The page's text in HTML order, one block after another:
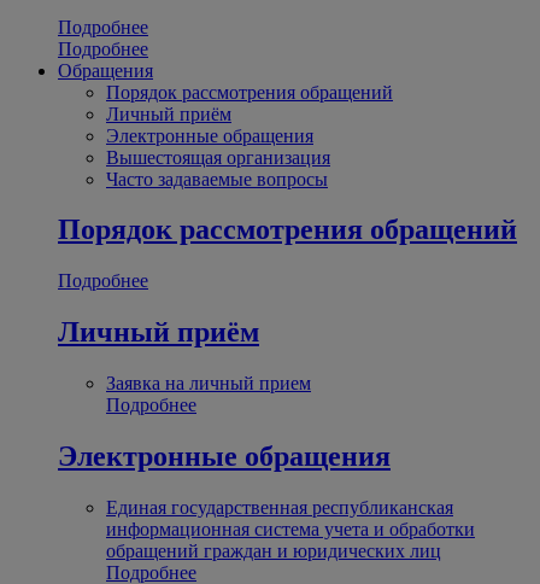
Подробнее
Подробнее
Обращения
Порядок рассмотрения обращений
Личный приём
Электронные обращения
Вышестоящая организация
Часто задаваемые вопросы
Порядок рассмотрения обращений
Подробнее
Личный приём
Заявка на личный прием
Подробнее
Электронные обращения
Единая государственная республиканская
информационная система учета и обработки
обращений граждан и юридических лиц
Подробнее